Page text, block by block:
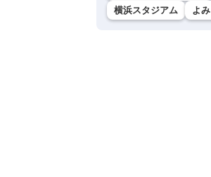
横浜スタジアム
よ